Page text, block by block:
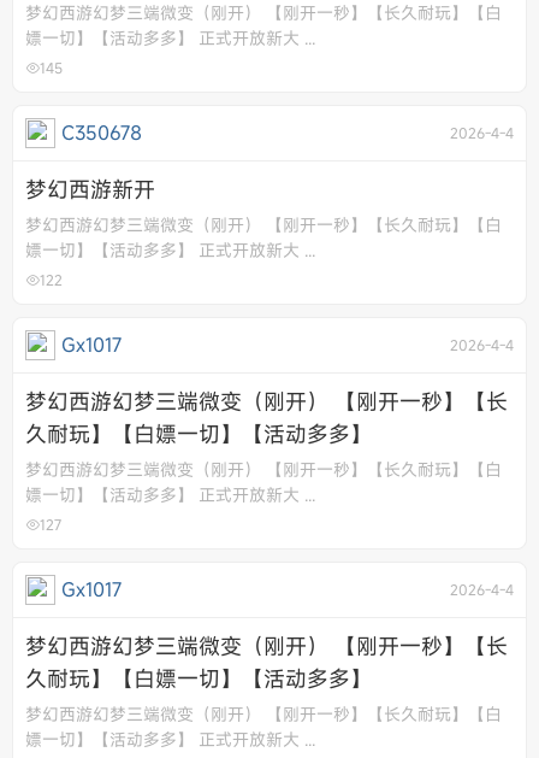
梦幻西游幻梦三端微变（刚开） 【刚开一秒】【长久耐玩】【白
嫖一切】【活动多多】 正式开放新大 ...
145
C350678 2026-4-4
梦幻西游新开
梦幻西游幻梦三端微变（刚开） 【刚开一秒】【长久耐玩】【白
嫖一切】【活动多多】 正式开放新大 ...
122
Gx1017 2026-4-4
梦幻西游幻梦三端微变（刚开） 【刚开一秒】【长
久耐玩】【白嫖一切】【活动多多】
梦幻西游幻梦三端微变（刚开） 【刚开一秒】【长久耐玩】【白
嫖一切】【活动多多】 正式开放新大 ...
127
Gx1017 2026-4-4
梦幻西游幻梦三端微变（刚开） 【刚开一秒】【长
久耐玩】【白嫖一切】【活动多多】
梦幻西游幻梦三端微变（刚开） 【刚开一秒】【长久耐玩】【白
嫖一切】【活动多多】 正式开放新大 ...